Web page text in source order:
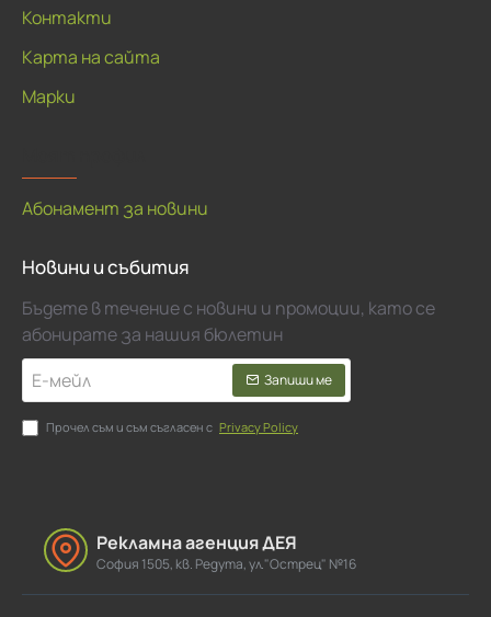
Контакти
Карта на сайта
Марки
Абонамент за новини
Новини и събития
Бъдете в течение с новини и промоции, като се
абонирате за нашия бюлетин
Е-
мейл
Запиши ме
Прочел съм и съм съгласен с Privacy Policy
Рекламна агенция ДЕЯ
София 1505, кв. Редута, ул."Острец" №16